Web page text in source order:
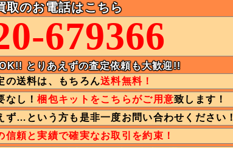
取のお電話はこちら
679366
とりあえずの査定依頼も大歓迎!!
の送料は、もちろん送料無料！
なし！梱包キットをこちらがご用意致します！
ず…という方も是非一度お問い合わせください！
信頼と実績で確実なお取引を約束！